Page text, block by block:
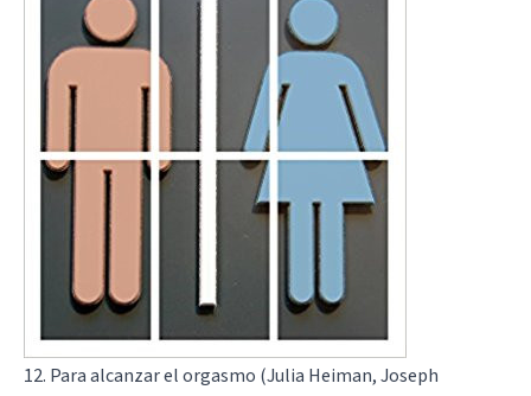
12. Para alcanzar el orgasmo (Julia Heiman, Joseph